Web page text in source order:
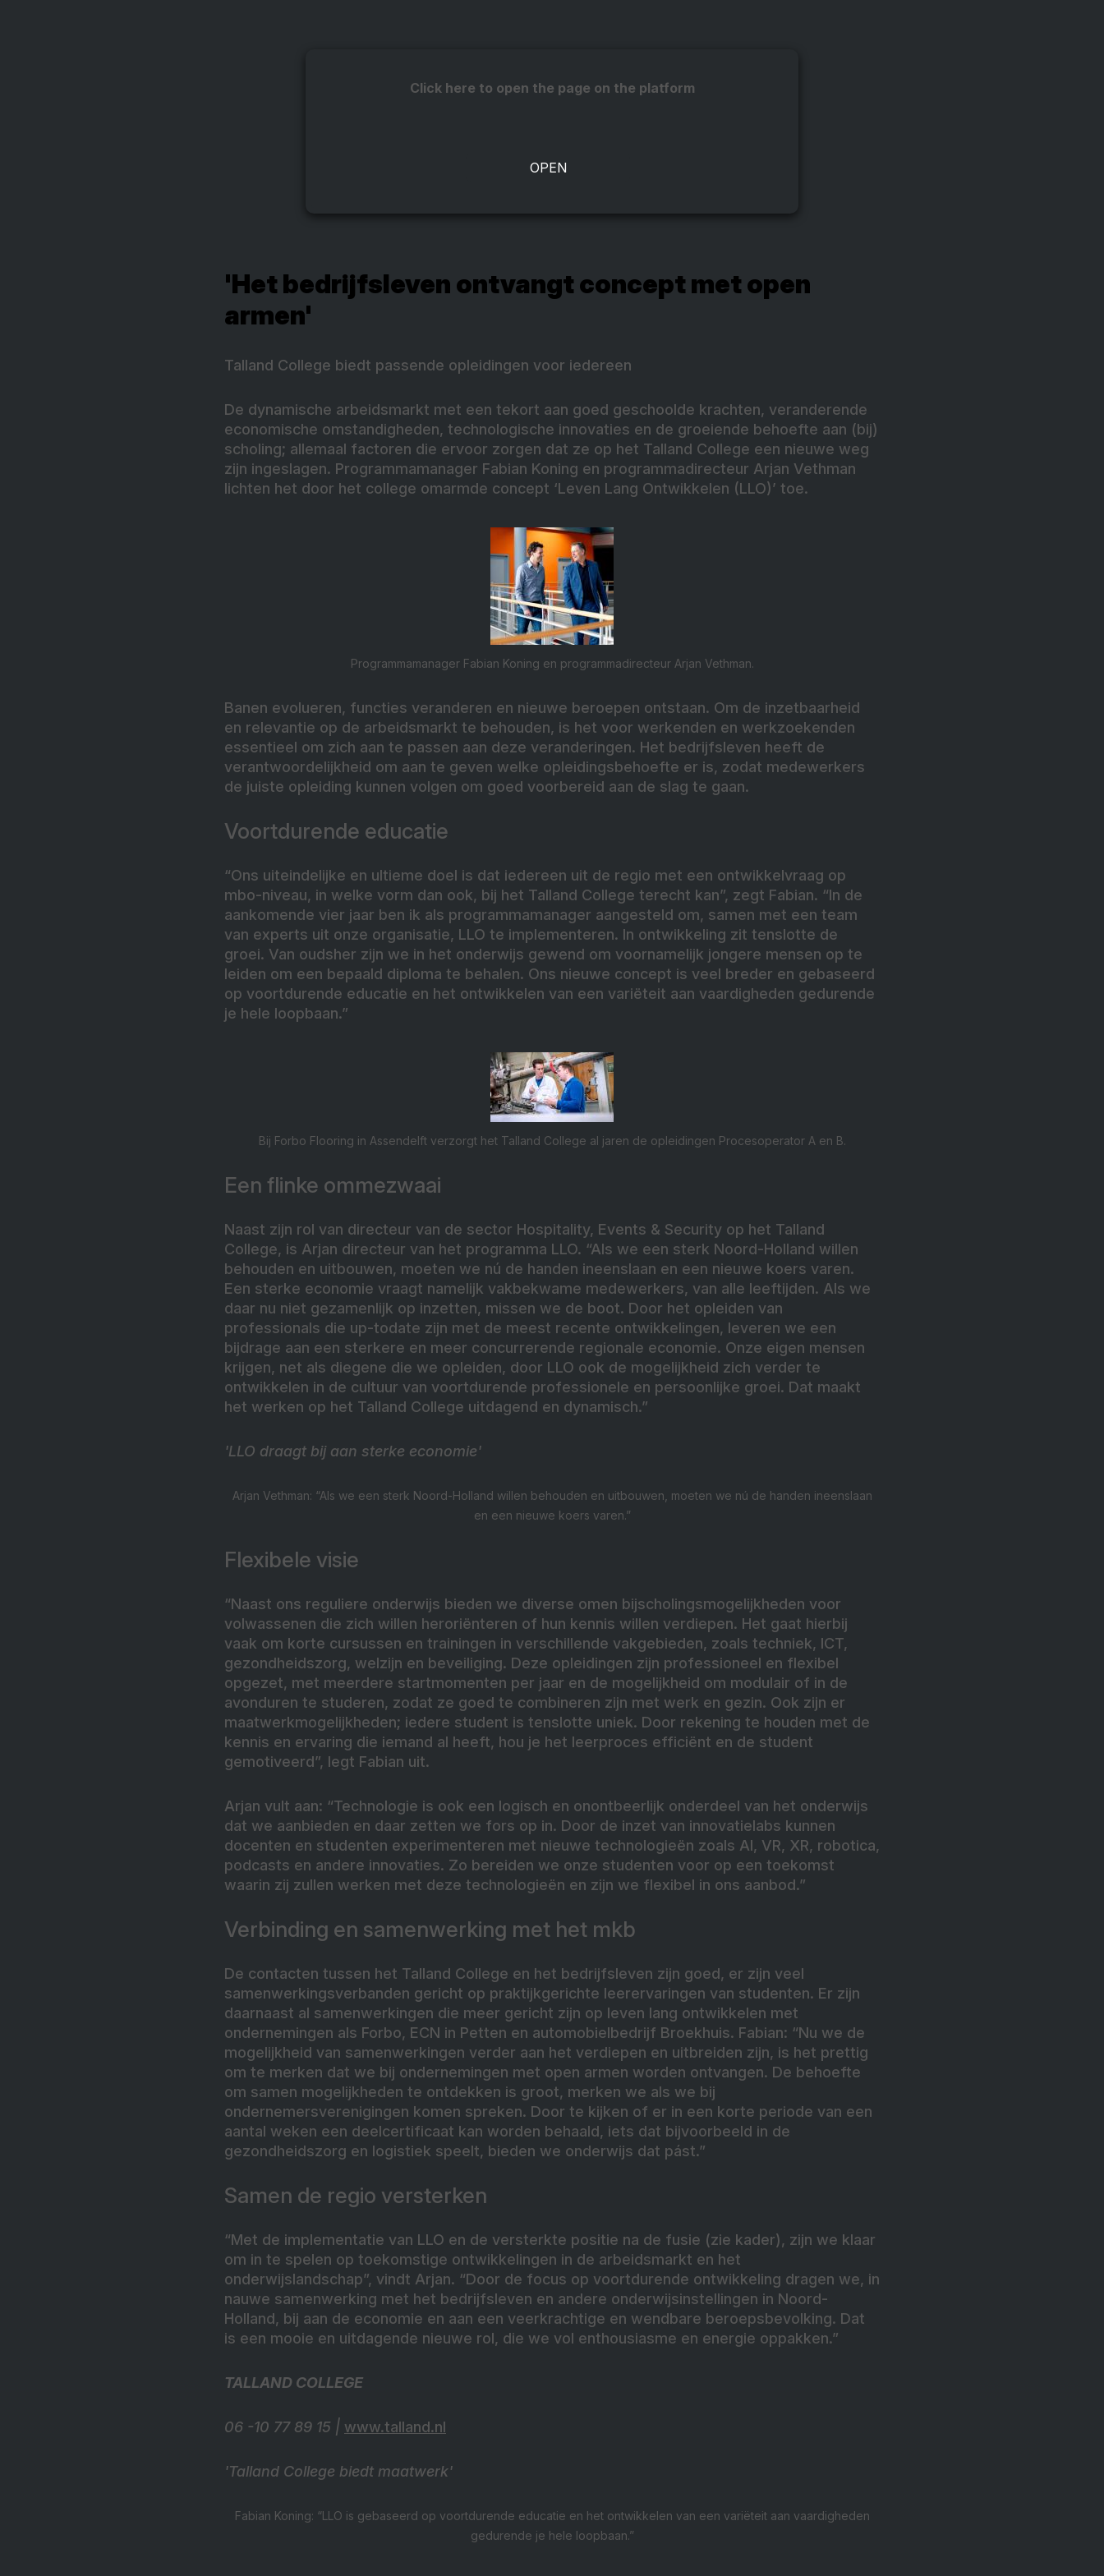
Click here to open the page on the platform
'Het bedrijfsleven ontvangt concept met open
armen'
Talland College biedt passende opleidingen voor iedereen
De dynamische arbeidsmarkt met een tekort aan goed geschoolde krachten, veranderende
economische omstandigheden, technologische innovaties en de groeiende behoefte aan (bij)
scholing; allemaal factoren die ervoor zorgen dat ze op het Talland College een nieuwe weg
zijn ingeslagen. Programmamanager Fabian Koning en programmadirecteur Arjan Vethman
lichten het door het college omarmde concept ‘Leven Lang Ontwikkelen (LLO)’ toe.
Programmamanager Fabian Koning en programmadirecteur Arjan Vethman.
Banen evolueren, functies veranderen en nieuwe beroepen ontstaan. Om de inzetbaarheid
en relevantie op de arbeidsmarkt te behouden, is het voor werkenden en werkzoekenden
essentieel om zich aan te passen aan deze veranderingen. Het bedrijfsleven heeft de
verantwoordelijkheid om aan te geven welke opleidingsbehoefte er is, zodat medewerkers
de juiste opleiding kunnen volgen om goed voorbereid aan de slag te gaan.
Voortdurende educatie
“Ons uiteindelijke en ultieme doel is dat iedereen uit de regio met een ontwikkelvraag op
mbo-niveau, in welke vorm dan ook, bij het Talland College terecht kan”, zegt Fabian. “In de
aankomende vier jaar ben ik als programmamanager aangesteld om, samen met een team
van experts uit onze organisatie, LLO te implementeren. In ontwikkeling zit tenslotte de
groei. Van oudsher zijn we in het onderwijs gewend om voornamelijk jongere mensen op te
leiden om een bepaald diploma te behalen. Ons nieuwe concept is veel breder en gebaseerd
op voortdurende educatie en het ontwikkelen van een variëteit aan vaardigheden gedurende
je hele loopbaan.”
Bij Forbo Flooring in Assendelft verzorgt het Talland College al jaren de opleidingen Procesoperator A en B.
Een flinke ommezwaai
Naast zijn rol van directeur van de sector Hospitality, Events & Security op het Talland
College, is Arjan directeur van het programma LLO. “Als we een sterk Noord-Holland willen
behouden en uitbouwen, moeten we nú de handen ineenslaan en een nieuwe koers varen.
Een sterke economie vraagt namelijk vakbekwame medewerkers, van alle leeftijden. Als we
daar nu niet gezamenlijk op inzetten, missen we de boot. Door het opleiden van
professionals die up-todate zijn met de meest recente ontwikkelingen, leveren we een
bijdrage aan een sterkere en meer concurrerende regionale economie. Onze eigen mensen
krijgen, net als diegene die we opleiden, door LLO ook de mogelijkheid zich verder te
ontwikkelen in de cultuur van voortdurende professionele en persoonlijke groei. Dat maakt
het werken op het Talland College uitdagend en dynamisch.”
'LLO draagt bij aan sterke economie'
Arjan Vethman: “Als we een sterk Noord-Holland willen behouden en uitbouwen, moeten we nú de handen ineenslaan
en een nieuwe koers varen.”
Flexibele visie
“Naast ons reguliere onderwijs bieden we diverse omen bijscholingsmogelijkheden voor
volwassenen die zich willen heroriënteren of hun kennis willen verdiepen. Het gaat hierbij
vaak om korte cursussen en trainingen in verschillende vakgebieden, zoals techniek, ICT,
gezondheidszorg, welzijn en beveiliging. Deze opleidingen zijn professioneel en flexibel
opgezet, met meerdere startmomenten per jaar en de mogelijkheid om modulair of in de
avonduren te studeren, zodat ze goed te combineren zijn met werk en gezin. Ook zijn er
maatwerkmogelijkheden; iedere student is tenslotte uniek. Door rekening te houden met de
kennis en ervaring die iemand al heeft, hou je het leerproces efficiënt en de student
gemotiveerd”, legt Fabian uit.
Arjan vult aan: “Technologie is ook een logisch en onontbeerlijk onderdeel van het onderwijs
dat we aanbieden en daar zetten we fors op in. Door de inzet van innovatielabs kunnen
docenten en studenten experimenteren met nieuwe technologieën zoals AI, VR, XR, robotica,
podcasts en andere innovaties. Zo bereiden we onze studenten voor op een toekomst
waarin zij zullen werken met deze technologieën en zijn we flexibel in ons aanbod.”
Verbinding en samenwerking met het mkb
De contacten tussen het Talland College en het bedrijfsleven zijn goed, er zijn veel
samenwerkingsverbanden gericht op praktijkgerichte leerervaringen van studenten. Er zijn
daarnaast al samenwerkingen die meer gericht zijn op leven lang ontwikkelen met
ondernemingen als Forbo, ECN in Petten en automobielbedrijf Broekhuis. Fabian: “Nu we de
mogelijkheid van samenwerkingen verder aan het verdiepen en uitbreiden zijn, is het prettig
om te merken dat we bij ondernemingen met open armen worden ontvangen. De behoefte
om samen mogelijkheden te ontdekken is groot, merken we als we bij
ondernemersverenigingen komen spreken. Door te kijken of er in een korte periode van een
aantal weken een deelcertificaat kan worden behaald, iets dat bijvoorbeeld in de
gezondheidszorg en logistiek speelt, bieden we onderwijs dat pást.”
Samen de regio versterken
“Met de implementatie van LLO en de versterkte positie na de fusie (zie kader), zijn we klaar
om in te spelen op toekomstige ontwikkelingen in de arbeidsmarkt en het
onderwijslandschap”, vindt Arjan. “Door de focus op voortdurende ontwikkeling dragen we, in
nauwe samenwerking met het bedrijfsleven en andere onderwijsinstellingen in Noord-
Holland, bij aan de economie en aan een veerkrachtige en wendbare beroepsbevolking. Dat
is een mooie en uitdagende nieuwe rol, die we vol enthousiasme en energie oppakken.”
TALLAND COLLEGE
06 -10 77 89 15 | www.talland.nl
'Talland College biedt maatwerk'
Fabian Koning: “LLO is gebaseerd op voortdurende educatie en het ontwikkelen van een variëteit aan vaardigheden
gedurende je hele loopbaan.”